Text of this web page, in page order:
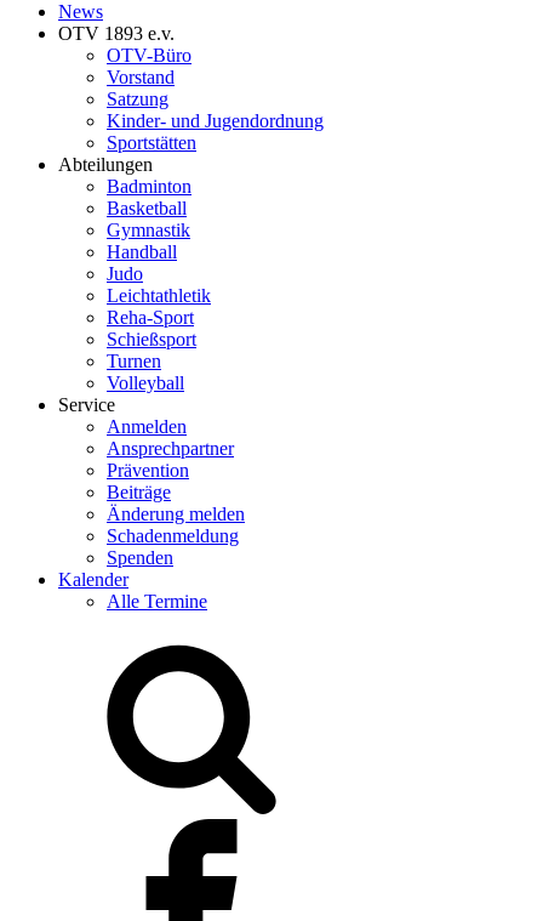
News
OTV 1893 e.v.
OTV-Büro
Vorstand
Satzung
Kinder- und Jugendordnung
Sportstätten
Abteilungen
Badminton
Basketball
Gymnastik
Handball
Judo
Leichtathletik
Reha-Sport
Schießsport
Turnen
Volleyball
Service
Anmelden
Ansprechpartner
Prävention
Beiträge
Änderung melden
Schadenmeldung
Spenden
Kalender
Alle Termine